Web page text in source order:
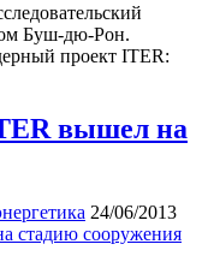
Буш-дю-Рон.
проект ITER:
вышел на
24/06/2013